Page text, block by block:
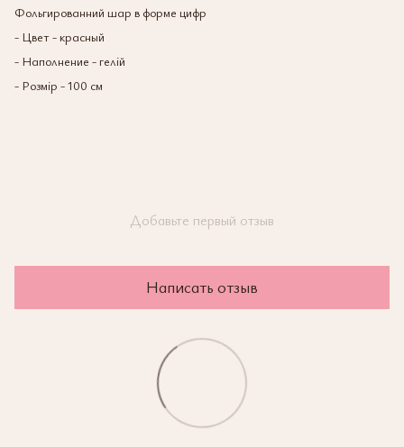
Фольгированний шар в форме цифр
- Цвет - красный
- Наполнение - гелій
- Розмір - 100 см
Добавьте первый отзыв
Написать отзыв